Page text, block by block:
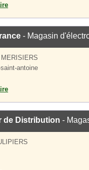
- Magasin
antoine
de Distribution -